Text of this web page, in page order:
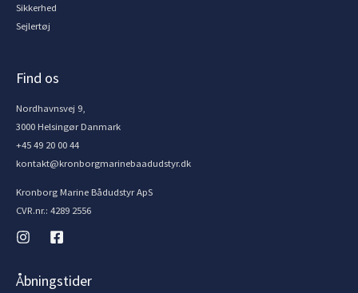
Sikkerhed
Sejlertøj
Find os
Nordhavnsvej 9,
3000 Helsingør Danmark
+45 49 20 00 44
kontakt@kronborgmarinebaadudstyr.dk
Kronborg Marine Bådudstyr ApS
CVR.nr.: 4289 2556
Åbningstider